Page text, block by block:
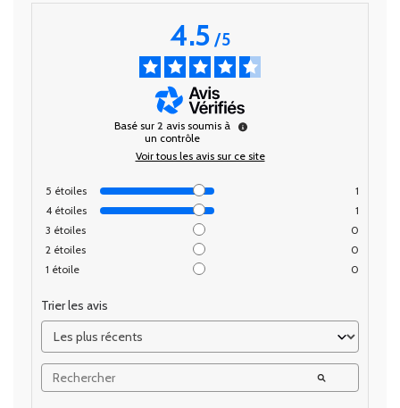
4.5/5
Basé sur 2 avis soumis à
un contrôle
Voir tous les avis sur ce site
5 étoiles
1
4 étoiles
1
3 étoiles
0
2 étoiles
0
1 étoile 0
Trier les avis